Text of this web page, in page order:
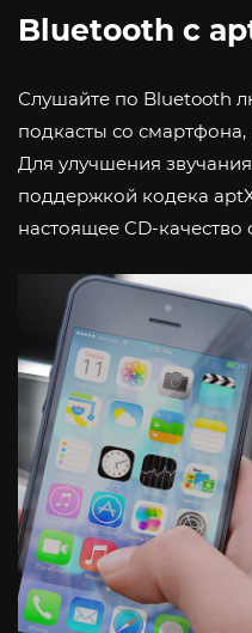
Bluetooth с
Слушайте по Bluetooth
подкасты со
Для улучшения
поддержкой кодека
настоящее CD-